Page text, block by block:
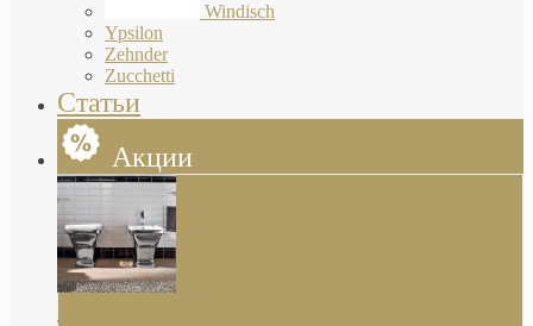
Windisch
Ypsilon
Zehnder
Zucchetti
Статьи
Акции
Butterfly Scarabeo КОМПЛЕКТ санфаянса